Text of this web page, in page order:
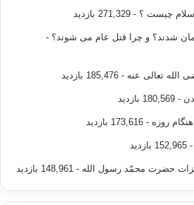
چیست ؟ - 271,329 بازدید
شدند؟ و چرا قتل عام می شوند؟ -
تعالی عنه - 185,476 بازدید
- 180,569 بازدید
روزه - 173,616 بازدید
- 152,965 بازدید
حضرت محمّد رسول الله - 148,961 بازدید